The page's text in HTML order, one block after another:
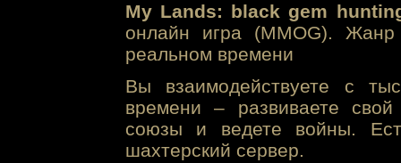
My Lands: black gem
онлайн игра (MMOG). Жанр
реальном времени
Вы взаимодействуете с
времени – развиваете свой
союзы и ведете войны.
шахтерский сервер.